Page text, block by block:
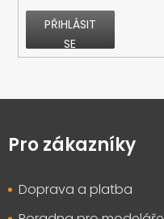
PŘIHLÁSIT
SE
pPro zákazníky
Doprava a platba